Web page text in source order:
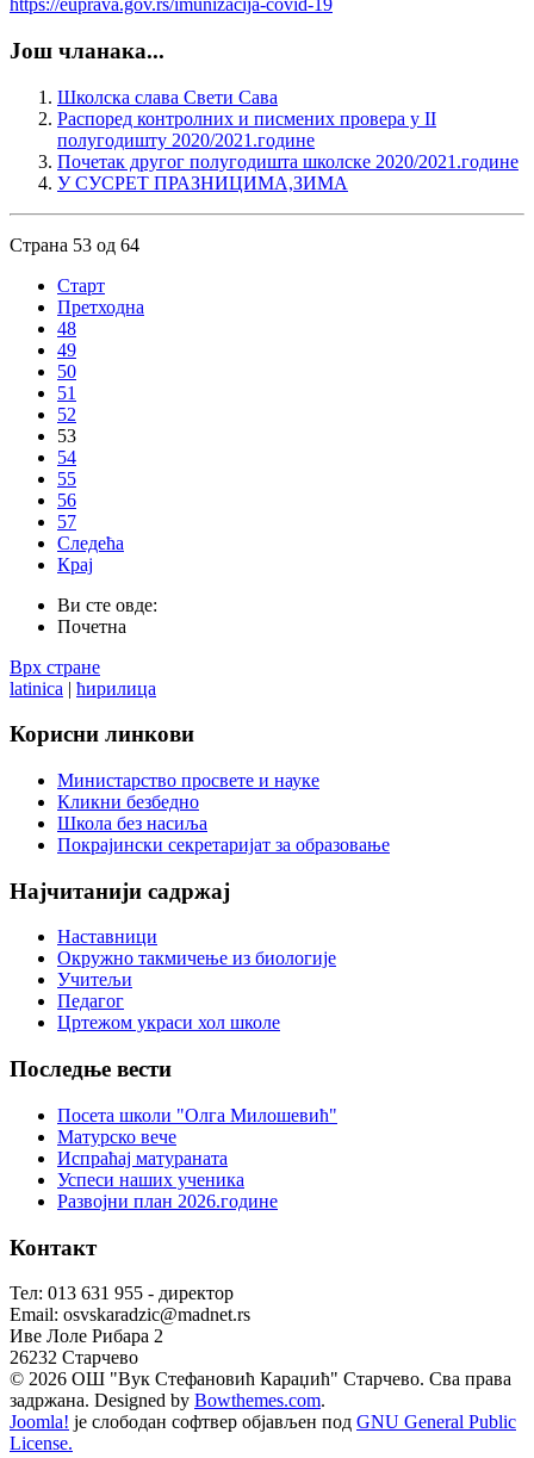
https://euprava.gov.rs/imunizacija-covid-19
Још чланака...
Школска слава Свети Сава
Распоред контролних и писмених провера у II
полугодишту 2020/2021.године
Почетак другог полугодишта школске 2020/2021.године
У СУСРЕТ ПРАЗНИЦИМА,ЗИМА
Страна 53 од 64
Старт
Претходна
48
49
50
51
52
53
54
55
56
57
Следећа
Крај
Ви сте овде:
Почетна
Врх стране
latinica | ћирилица
Корисни линкови
Министарство просвете и науке
Кликни безбедно
Школа без насиља
Покрајински секретаријат за образовање
Најчитанији садржај
Наставници
Окружно такмичење из биологије
Учитељи
Педагог
Цртежом украси хол школе
Последње вести
Посета школи "Олга Милошевић"
Матурско вече
Испраћај матураната
Успеси наших ученика
Развојни план 2026.године
Контакт
Тел: 013 631 955 - директор
Email: osvskaradzic@madnet.rs
Иве Лоле Рибара 2
26232 Старчево
© 2026 ОШ "Вук Стефановић Караџић" Старчево. Сва права
задржана. Designed by Bowthemes.com.
Joomla! је слободан софтвер објављен под GNU General Public
License.